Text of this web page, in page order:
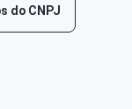
do CNPJ